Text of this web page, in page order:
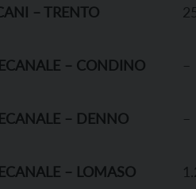
– TRENTO
– CONDINO –
– DENNO –
– LOMASO